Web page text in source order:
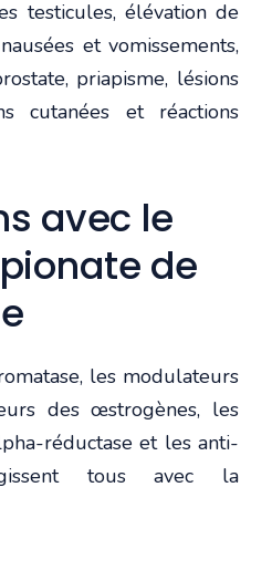
testicules, élévation de
et vomissements,
priapisme, lésions
cutanées et réactions
avec le
de
les modulateurs
des œstrogènes, les
réductase et les anti-
tous avec la